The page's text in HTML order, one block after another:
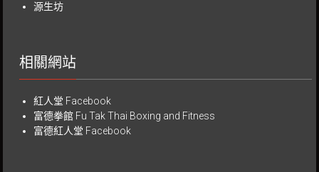
源生坊
相關網站
紅人堂 Facebook
富德拳館 Fu Tak Thai Boxing and Fitness
富德紅人堂 Facebook